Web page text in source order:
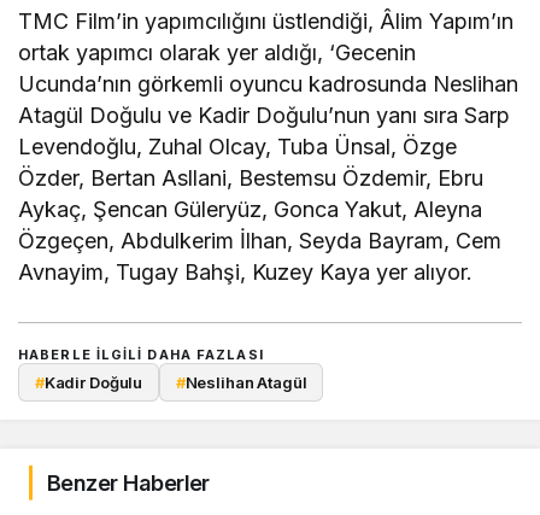
TMC Film’in yapımcılığını üstlendiği, Âlim Yapım’ın
ortak yapımcı olarak yer aldığı, ‘Gecenin
Ucunda’nın görkemli oyuncu kadrosunda Neslihan
Atagül Doğulu ve Kadir Doğulu’nun yanı sıra Sarp
Levendoğlu, Zuhal Olcay, Tuba Ünsal, Özge
Özder, Bertan Asllani, Bestemsu Özdemir, Ebru
Aykaç, Şencan Güleryüz, Gonca Yakut, Aleyna
Özgeçen, Abdulkerim İlhan, Seyda Bayram, Cem
Avnayim, Tugay Bahşi, Kuzey Kaya yer alıyor.
HABERLE ILGILI DAHA FAZLASI
#Kadir Doğulu #Neslihan Atagül
Benzer Haberler